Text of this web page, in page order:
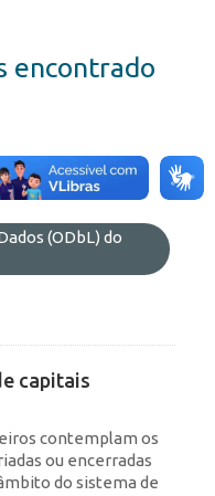
encontrado
HTML
(ODbL) do
capitais
contemplam os
ou encerradas
do sistema de